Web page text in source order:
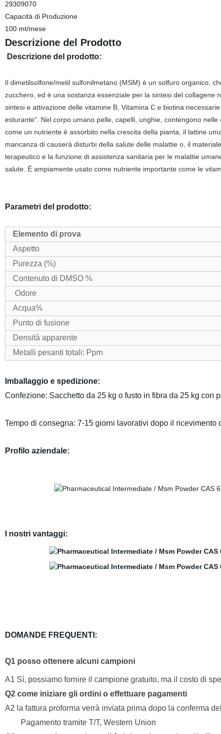
29309070
Capacità di Produzione
100 mt/mese
Descrizione del Prodotto
Descrizione del prodotto:
Il dimetilsolfone/metil sulfonilmetano (MSM) è un solfuro organico,
zucchero, ed è una sostanza essenziale per la sintesi del
sintesi e attivazione delle vitamine B, Vitamina C e biotina
esturante". Nel corpo umano pelle, capelli, unghie, contengono
come un nutriente è assorbito nella crescita della pianta, il lattine
mancanza di causerà disturbi della salute delle malattie o, il
terapeutico e la funzione di assistenza sanitaria per le malattie
salute. È ampiamente usato come nutriente importante come le
Parametri del prodotto:
Elemento di prova
Aspetto
Purezza (%)
Contenuto di DMSO %
Odore
Acqua%
Punto di fusione
Densità apparente
Metalli pesanti totali: Ppm
Imballaggio e spedizione:
Confezione: Sacchetto da 25 kg o fusto in fibra da 25 kg con
Tempo di consegna: 7-15 giorni lavorativi dopo il
Profilo aziendale:
I nostri vantaggi:
DOMANDE FREQUENTI:
Q1 posso ottenere alcuni campioni
A1 Sì, possiamo fornire il campione gratuito, ma il costo di
Q2 come iniziare gli ordini o effettuare pagamenti
A2 la fattura proforma verrà inviata prima dopo la conferma
Pagamento tramite T/T, Western Union